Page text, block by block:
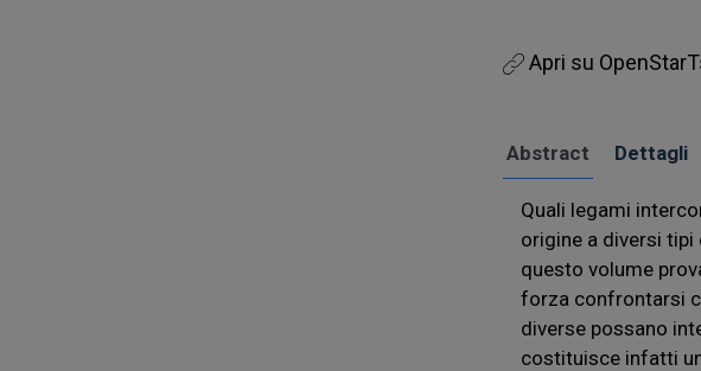
Apri su
Abstract Dettagli
Quali legami
origine a diversi tipi
questo volume
forza confrontarsi
diverse possano
costituisce infatti